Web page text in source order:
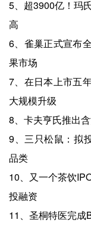
5、超3900亿！玛
高
6、雀巢正式宣布
果市场
7、在日本上市五
大规模升级
8、卡夫亨氏推出
9、三只松鼠：拟
品类
10、又一个茶饮
投融资
11、圣桐特医完成